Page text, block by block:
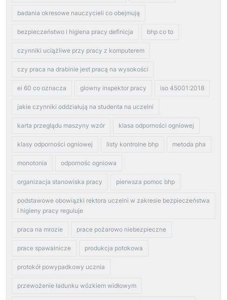
badania okresowe nauczycieli co obejmują
bezpieczeństwo i higiena pracy definicja bhp co to
czynniki uciążliwe przy pracy z komputerem
czy praca na drabinie jest pracą na wysokości
ei 60 co oznacza glowny inspektor pracy iso 45001:2018
jakie czynniki oddziałują na studenta na uczelni
karta przeglądu maszyny wzór klasa odporności ogniowej
klasy odporności ogniowej listy kontrolne bhp metoda pha
monotonia odpornośc ogniowa
organizacja stanowiska pracy pierwsza pomoc bhp
podstawowe obowiązki rektora uczelni w zakresie bezpieczeństwa
i higieny pracy reguluje
praca na mrozie prace pożarowo niebezpieczne
prace spawalnicze produkcja potokowa
protokół powypadkowy ucznia
przewożenie ładunku wózkiem widłowym